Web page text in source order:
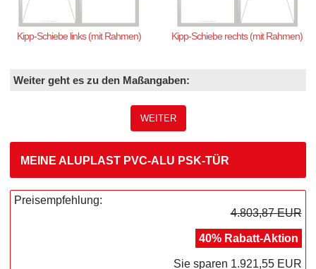
Kipp-Schiebe links (mit Rahmen) Kipp-Schiebe rechts (mit Rahmen)
Weiter geht es zu den Maßangaben:
WEITER
MEINE ALUPLAST PVC-ALU PSK-TÜR
Preisempfehlung:
4.803,87 EUR
40% Rabatt-Aktion
Sie sparen 1.921,55 EUR